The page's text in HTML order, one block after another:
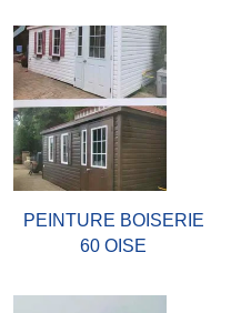
PEINTURE BOISERIE
60 OISE